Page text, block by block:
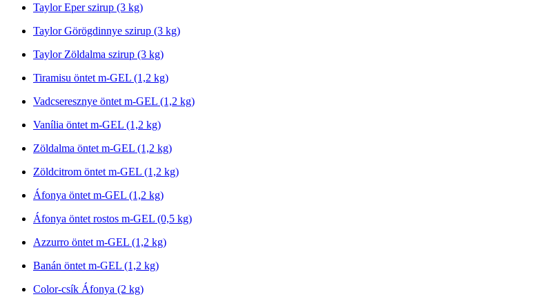
Taylor Eper szirup (3 kg)
Taylor Görögdinnye szirup (3 kg)
Taylor Zöldalma szirup (3 kg)
Tiramisu öntet m-GEL (1,2 kg)
Vadcseresznye öntet m-GEL (1,2 kg)
Vanília öntet m-GEL (1,2 kg)
Zöldalma öntet m-GEL (1,2 kg)
Zöldcitrom öntet m-GEL (1,2 kg)
Áfonya öntet m-GEL (1,2 kg)
Áfonya öntet rostos m-GEL (0,5 kg)
Azzurro öntet m-GEL (1,2 kg)
Banán öntet m-GEL (1,2 kg)
Color-csík Áfonya (2 kg)